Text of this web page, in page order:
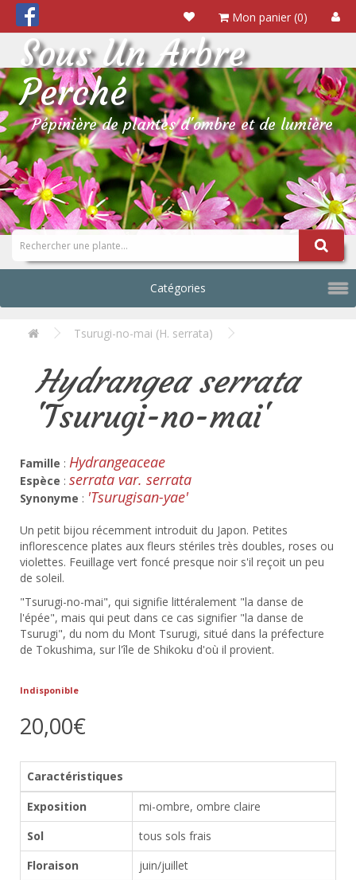
Mon panier (0)
Sous Un Arbre
Perché
Pépinière de plantes d'ombre et de lumière
Catégories
Tsurugi-no-mai (H. serrata)
Hydrangea serrata
'Tsurugi-no-mai'
Famille : Hydrangeaceae
Espèce : serrata var. serrata
Synonyme : 'Tsurugisan-yae'
Un petit bijou récemment introduit du Japon. Petites
inflorescence plates aux fleurs stériles très doubles, roses ou
violettes. Feuillage vert foncé presque noir s'il reçoit un peu
de soleil.
"Tsurugi-no-mai", qui signifie littéralement "la danse de
l'épée", mais qui peut dans ce cas signifier "la danse de
Tsurugi", du nom du Mont Tsurugi, situé dans la préfecture
de Tokushima, sur l'île de Shikoku d'où il provient.
Indisponible
20,00€
Caractéristiques
Exposition
mi-ombre, ombre claire
Sol
tous sols frais
Floraison
juin/juillet